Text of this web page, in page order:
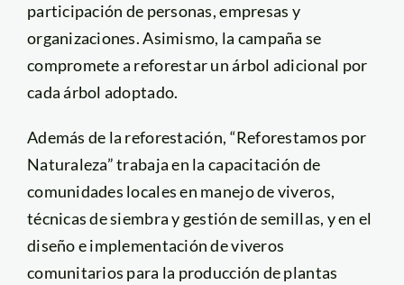
participación de personas, empresas y
organizaciones. Asimismo, la campaña se
compromete a reforestar un árbol adicional por
cada árbol adoptado.
Además de la reforestación, “Reforestamos por
Naturaleza” trabaja en la capacitación de
comunidades locales en manejo de viveros,
técnicas de siembra y gestión de semillas, y en el
diseño e implementación de viveros
comunitarios para la producción de plantas